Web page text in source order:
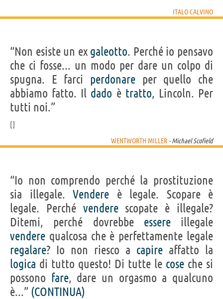
ITALO CALVINO
“Non esiste un ex galeotto. Perché io pensavo
che ci fosse... un modo per dare un colpo di
spugna. E farci perdonare per quello che
abbiamo fatto. Il dado è tratto, Lincoln. Per
tutti noi.”
WENTWORTH MILLER - Michael Scofield
“Io non comprendo perché la prostituzione
sia illegale. Vendere è legale. Scopare è
legale. Perché venderescopate è illegale?
Ditemi, perché dovrebbe essereillegale
vendere qualcosa che è perfettamente legale
regalare? Io non riesco a capire affatto la
logica di tutto questo! Di tutte le cose che si
possono fare, dare un orgasmo a qualcuno
è...” (CONTINUA)